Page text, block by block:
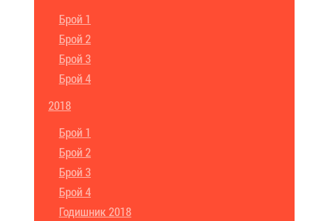
Брой 1
Брой 2
Брой 3
Брой 4
2018
Брой 1
Брой 2
Брой 3
Брой 4
Годишник 2018